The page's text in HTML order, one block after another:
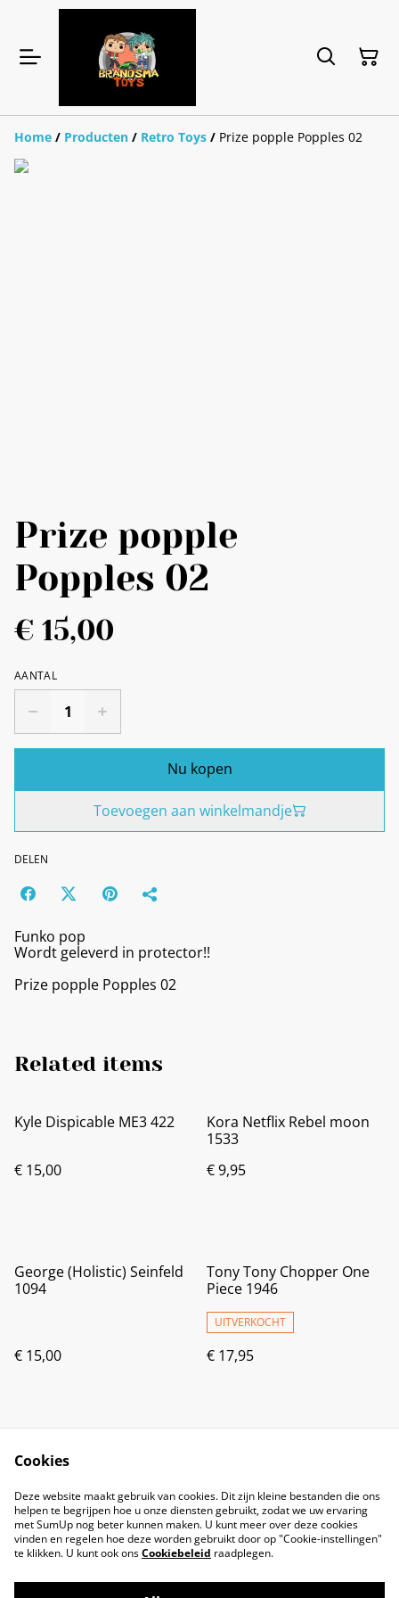
Home / Producten / Retro Toys / Prize popple Popples 02
Prize popple
Popples 02
€ 15,00
AANTAL
Nu kopen
Toevoegen aan winkelmandje
DELEN
Funko pop
Wordt geleverd in protector!!
Prize popple Popples 02
Related items
Kyle Dispicable ME3 422
€ 15,00
Kora Netflix Rebel moon
1533
€ 9,95
George (Holistic) Seinfeld
1094
€ 15,00
Tony Tony Chopper One
Piece 1946
UITVERKOCHT
€ 17,95
Cookies
Deze website maakt gebruik van cookies. Dit zijn kleine bestanden die ons
helpen te begrijpen hoe u onze diensten gebruikt, zodat we uw ervaring
met SumUp nog beter kunnen maken. U kunt meer over deze cookies
vinden en regelen hoe deze worden gebruikt door op "Cookie-instellingen"
te klikken. U kunt ook onsCookiebeleid raadplegen.